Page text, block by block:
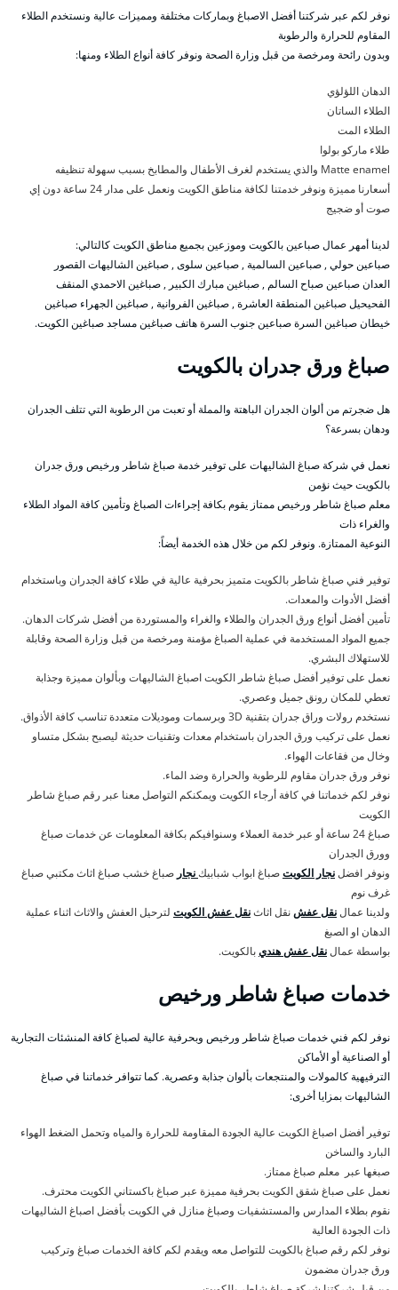
نوفر لكم عبر شركتنا أفضل الاصباغ وبماركات مختلفة ومميزات عالية ونستخدم الطلاء
المقاوم للحرارة والرطوبة
وبدون رائحة ومرخصة من قبل وزارة الصحة ونوفر كافة أنواع الطلاء ومنها:
الدهان اللؤلؤي
الطلاء الساتان
الطلاء المت
طلاء ماركو بولوا
Matte enamel والذي يستخدم لغرف الأطفال والمطابخ بسبب سهولة تنظيفه
أسعارنا مميزة ونوفر خدمتنا لكافة مناطق الكويت ونعمل على مدار 24 ساعة دون إي
صوت أو ضجيج
لدينا أمهر عمال صباعين بالكويت وموزعين بجميع مناطق الكويت كالتالي:
صباعين حولي , صباعين السالمية , صباعين سلوى , صباغين الشاليهات القصور
العدان صباعين صباح السالم , صباغين مبارك الكبير , صباغين الاحمدي المنقف
الفحيحيل صباغين المنطقة العاشرة , صباغين الفروانية , صباغين الجهراء صباغين
خيطان صباغين السرة صباعين جنوب السرة هاتف صباغين مساجد صباغين الكويت.
صباغ ورق جدران بالكويت
هل ضجرتم من ألوان الجدران الباهتة والمملة أو تعبت من الرطوبة التي تتلف الجدران
ودهان بسرعة؟
نعمل في شركة صباغ الشاليهات على توفير خدمة صباغ شاطر ورخيص ورق جدران
بالكويت حيث نؤمن
معلم صباغ شاطر ورخيص ممتاز يقوم بكافة إجراءات الصباغ وتأمين كافة المواد الطلاء
والغراء ذات
النوعية الممتازة. ونوفر لكم من خلال هذه الخدمة أيضاً:
توفير فني صباغ شاطر بالكويت متميز بحرفية عالية في طلاء كافة الجدران وباستخدام
أفضل الأدوات والمعدات.
تأمين أفضل أنواع ورق الجدران والطلاء والغراء والمستوردة من أفضل شركات الدهان.
جميع المواد المستخدمة في عملية الصباغ مؤمنة ومرخصة من قبل وزارة الصحة وقابلة
للاستهلاك البشري.
نعمل على توفير أفضل صباغ شاطر الكويت اصباغ الشاليهات وبألوان مميزة وجذابة
تعطي للمكان رونق جميل وعصري.
نستخدم رولات وراق جدران بتقنية 3D وبرسمات وموديلات متعددة تناسب كافة الأذواق.
نعمل على تركيب ورق الجدران باستخدام معدات وتقنيات حديثة ليصبح بشكل متساو
وخال من فقاعات الهواء.
نوفر ورق جدران مقاوم للرطوبة والحرارة وضد الماء.
نوفر لكم خدماتنا في كافة أرجاء الكويت ويمكنكم التواصل معنا عبر رقم صباغ شاطر
الكويت
صباغ 24 ساعة أو عبر خدمة العملاء وسنوافيكم بكافة المعلومات عن خدمات صباغ
وورق الجدران
ونوفر افضلنجار الكويتصباغ ابواب شبابيكنجار صباغ خشب صباغ اثاث مكتبي صباغ
غرف نوم
ولدينا عمالنقل عفشنقل اثاثنقل عفش الكويت لترحيل العفش والاثاث اثناء عملية
الدهان او الصبغ
بواسطة عمالنقل عفش هنديبالكويت.
خدمات صباغ شاطر ورخيص
نوفر لكم فني خدمات صباغ شاطر ورخيص وبحرفية عالية لصباغ كافة المنشئات التجارية
أو الصناعية أو الأماكن
الترفيهية كالمولات والمنتجعات بألوان جذابة وعصرية. كما تتوافر خدماتنا في صباغ
الشاليهات بمزايا أخرى:
توفير أفضل اصباغ الكويت عالية الجودة المقاومة للحرارة والمياه وتحمل الضغط الهواء
البارد والساخن
صبغها عبر معلم صباغ ممتاز.
نعمل على صباغ شقق الكويت بحرفية مميزة عبر صباغ باكستاني الكويت محترف.
نقوم بطلاء المدارس والمستشفيات وصباغ منازل في الكويت بأفضل اصباغ الشاليهات
ذات الجودة العالية
نوفر لكم رقم صباغ بالكويت للتواصل معه ويقدم لكم كافة الخدمات صباغ وتركيب
ورق جدران مضمون